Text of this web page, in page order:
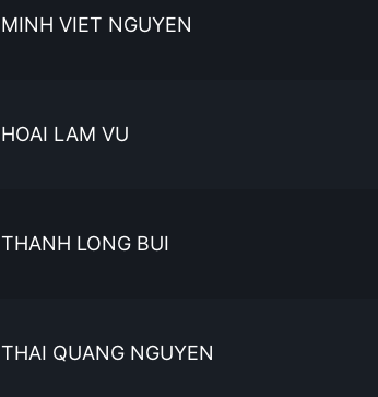
MINH VIET NGUYEN
HOAI LAM VU
THANH LONG BUI
THAI QUANG NGUYEN